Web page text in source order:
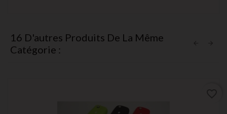
16 D'autres Produits De La Même
Catégorie :